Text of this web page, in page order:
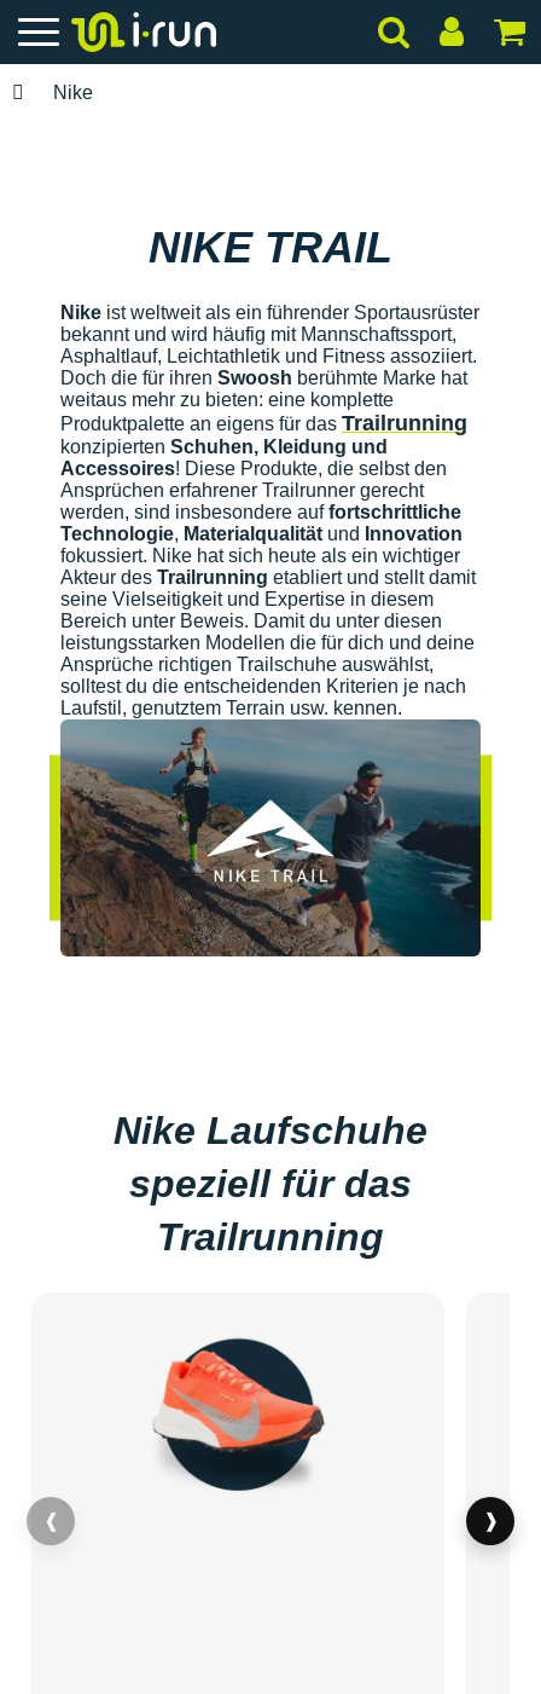
Nike
NIKE TRAIL
Nike ist weltweit als ein führender Sportausrüster
bekannt und wird häufig mit Mannschaftssport,
Asphaltlauf, Leichtathletik und Fitness assoziiert.
Doch die für ihren Swoosh berühmte Marke hat
weitaus mehr zu bieten: eine komplette
Produktpalette an eigens für das Trailrunning
konzipierten Schuhen, Kleidung und
Accessoires! Diese Produkte, die selbst den
Ansprüchen erfahrener Trailrunner gerecht
werden, sind insbesondere auffortschrittliche
Technologie, Materialqualität und
Innovation
fokussiert. Nike hat sich heute als ein wichtiger
Akteur des Trailrunning etabliert und stellt damit
seine Vielseitigkeit und Expertise in diesem
Bereich unter Beweis. Damit du unter diesen
leistungsstarken Modellen die für dich und deine
Ansprüche richtigen Trailschuhe auswählst,
solltest du die entscheidenden Kriterien je nach
Laufstil, genutztem Terrain usw. kennen.
Nike Laufschuhe
speziell für das
Trailrunning
❰ ❱